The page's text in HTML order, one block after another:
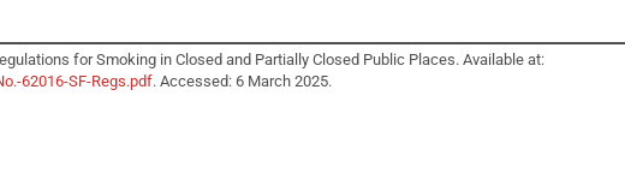
for Smoking in Closed and Partially Closed Public Places. Available at:
62016-SF-Regs.pdf. Accessed: 6 March 2025.